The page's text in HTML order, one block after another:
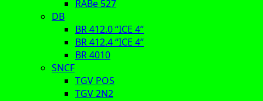
RABe 527
DB
BR 412.0 “ICE 4”
BR 412.4 “ICE 4”
BR 4010
SNCF
TGV POS
TGV 2N2